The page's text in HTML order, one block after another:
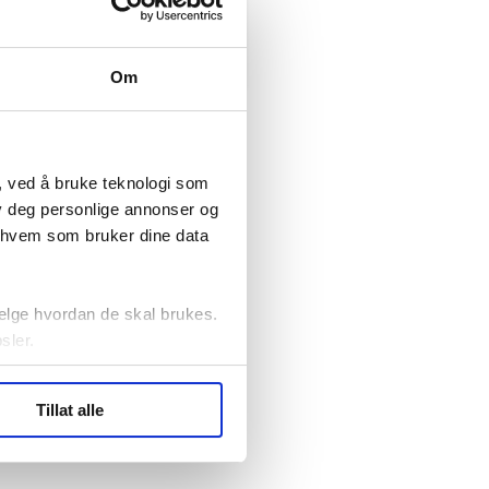
Om
ved å bruke teknologi som
personlige annonser og
som bruker dine data
hvordan de skal brukes.
(cookies) for å lære
statistikk.
Tillat alle